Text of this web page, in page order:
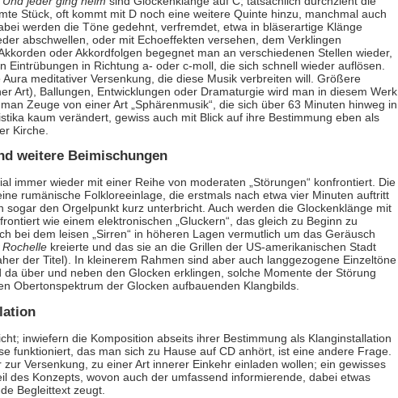
Stück, oft kommt mit D noch eine weitere Quinte hinzu, manchmal auch
werden die Töne gedehnt, verfremdet, etwa in bläserartige Klänge
abschwellen, oder mit Echoeffekten versehen, dem Verklingen
oder Akkordfolgen begegnet man an verschiedenen Stellen wieder,
Eintrübungen in Richtung a- oder c-moll, die sich schnell wieder auflösen.
meditativer Versenkung, die diese Musik verbreiten will. Größere
Art), Ballungen, Entwicklungen oder Dramaturgie wird man in diesem Werk
Zeuge von einer Art „Sphärenmusik“, die sich über 63 Minuten hinweg in
kaum verändert, gewiss auch mit Blick auf ihre Bestimmung eben als
Kirche.
weitere Beimischungen
immer wieder mit einer Reihe von moderaten „Störungen“ konfrontiert. Die
rumänische Folkloreeinlage, die erstmals nach etwa vier Minuten auftritt
sogar den Orgelpunkt kurz unterbricht. Auch werden die Glockenklänge mit
wie einem elektronischen „Gluckern“, das gleich zu Beginn zu
bei dem leisen „Sirren“ in höheren Lagen vermutlich um das Geräusch
Rochellekreierte und das sie an die Grillen der US-amerikanischen Stadt
der Titel). In kleinerem Rahmen sind aber auch langgezogene Einzeltöne
da über und neben den Glocken erklingen, solche Momente der Störung
Obertonspektrum der Glocken aufbauenden Klangbilds.
inwiefern die Komposition abseits ihrer Bestimmung als Klanginstallation
funktioniert, das man sich zu Hause auf CD anhört, ist eine andere Frage.
Versenkung, zu einer Art innerer Einkehr einladen wollen; ein gewisses
des Konzepts, wovon auch der umfassend informierende, dabei etwas
Begleittext zeugt.